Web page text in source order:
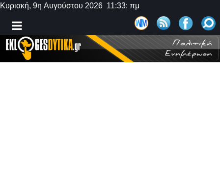
Κυριακή, 9η Αυγούστου 2026 11:33: πμ